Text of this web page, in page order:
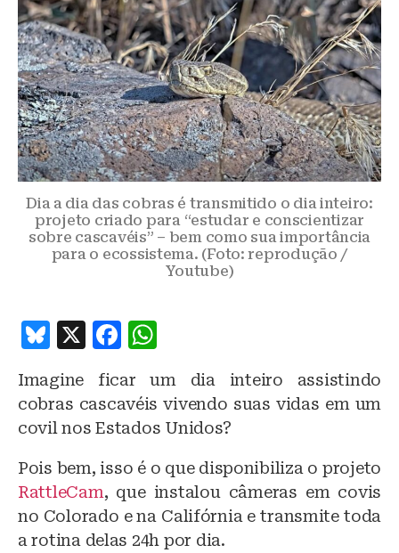
Dia a dia das cobras é transmitido o dia inteiro:
projeto criado para “estudar e conscientizar
sobre cascavéis” – bem como sua importância
para o ecossistema. (Foto: reprodução /
Youtube)
B
e
s
y
X
F
c
e
o
o
k
at
s
p
p
Imagine ficar um dia inteiro assistindo
cobras cascavéis vivendo suas vidas em um
covil nos Estados Unidos?
Pois bem, isso é o que disponibiliza o projeto
RattleCam, que instalou câmeras em covis
no Colorado e na Califórnia e transmite toda
a rotina delas 24h por dia.